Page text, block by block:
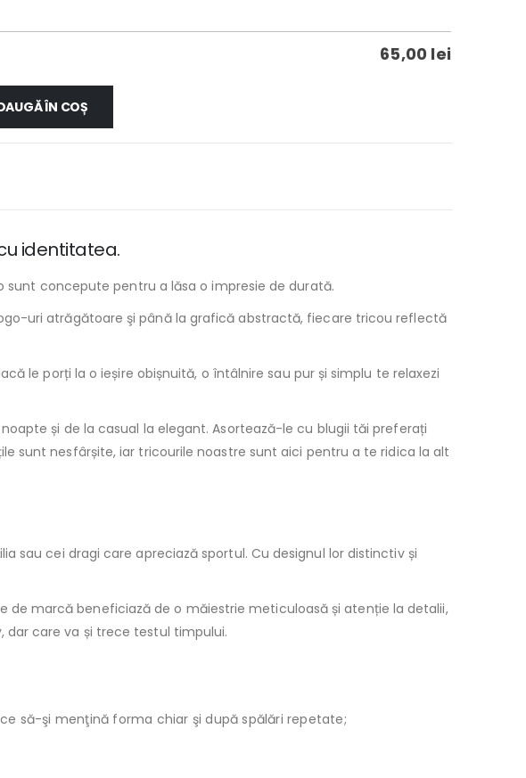
65,00 lei
ÎN COȘ
identitatea.
sunt concepute pentru a lăsa o impresie de durată.
uri atrăgătoare şi până la grafică abstractă, fiecare tricou reflectă
le porți la o ieșire obișnuită, o întâlnire sau pur și simplu te relaxezi
și de la casual la elegant. Asortează-le cu blugii tăi preferați
sunt nesfârșite, iar tricourile noastre sunt aici pentru a te ridica la alt
sau cei dragi care apreciază sportul. Cu designul lor distinctiv și
de marcă beneficiază de o măiestrie meticuloasă și atenție la detalii,
care va și trece testul timpului.
să-şi menţină forma chiar şi după spălări repetate;